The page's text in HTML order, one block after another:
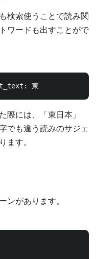
検索使うことで読み関
ワードも出すことがで
際には、「東日本」
でも違う読みのサジェ
ます。
ンがあります。